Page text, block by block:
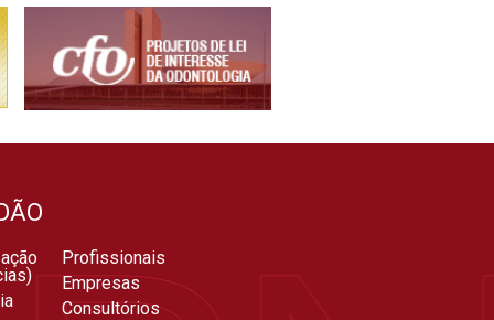
Profissionais
Empresas
Consultórios